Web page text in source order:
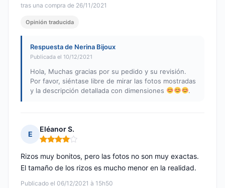
tras una compra de 26/11/2021
Opinión traducida
Respuesta de Nerina Bijoux
Publicada el 10/12/2021
Hola, Muchas gracias por su pedido y su revisión.
Por favor, siéntase libre de mirar las fotos mostradas
y la descripción detallada con dimensiones
.
E
Eléanor S.
Nota: 4 de 5
Publicado el 06/12/2021 à 15h50
Rizos muy bonitos, pero las fotos no son muy exactas.
El tamaño de los rizos es mucho menor en la realidad.